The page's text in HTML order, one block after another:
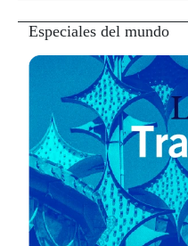
Especiales del mundo